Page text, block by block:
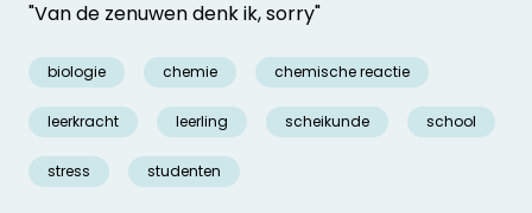
"Van de zenuwen denk ik, sorry"
biologie chemie chemische reactie
leerkracht leerling scheikunde school
stress studenten